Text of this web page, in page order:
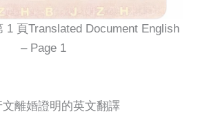
1 頁Translated Document English
– Page 1
離婚證明的英文翻譯